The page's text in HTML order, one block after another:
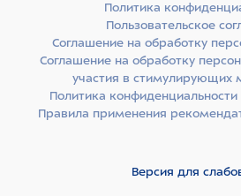
Политика
Пользовательское
Соглашение на обработку
Соглашение на обработку
участия в стимулирующих
Политика конфиденциальности
Правила применения
Версия для